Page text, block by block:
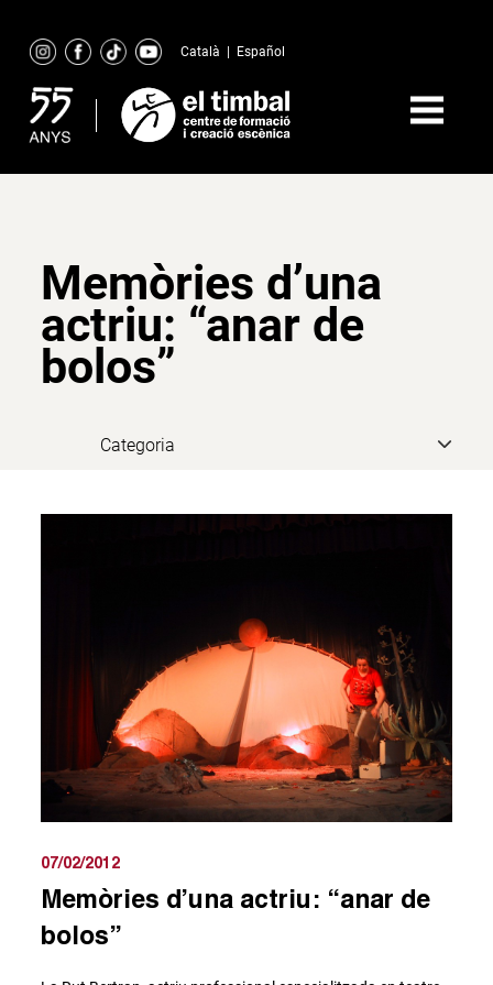
content
Català Español
Memòries d’una
actriu: “anar de
bolos”
07/02/2012
Memòries d’una actriu: “anar de
bolos”